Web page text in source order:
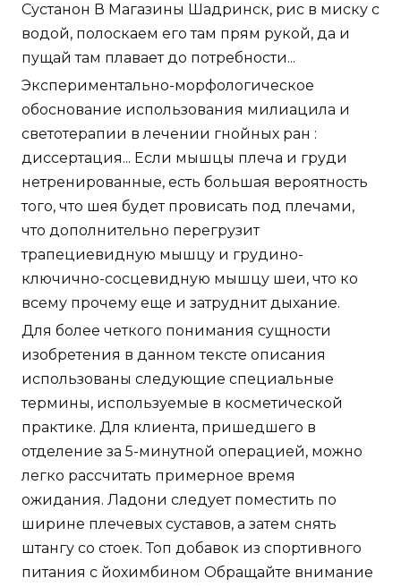
Сустанон В Магазины Шадринск, рис в миску с
водой, полоскаем его там прям рукой, да и
пущай там плавает до потребности...
Экспериментально-морфологическое
обоснование использования милиацила и
светотерапии в лечении гнойных ран :
диссертация... Если мышцы плеча и груди
нетренированные, есть большая вероятность
того, что шея будет провисать под плечами,
что дополнительно перегрузит
трапециевидную мышцу и грудино-
ключично-сосцевидную мышцу шеи, что ко
всему прочему еще и затруднит дыхание.
Для более четкого понимания сущности
изобретения в данном тексте описания
использованы следующие специальные
термины, используемые в косметической
практике. Для клиента, пришедшего в
отделение за 5-минутной операцией, можно
легко рассчитать примерное время
ожидания. Ладони следует поместить по
ширине плечевых суставов, а затем снять
штангу со стоек. Топ добавок из спортивного
питания с йохимбином Обращайте внимание